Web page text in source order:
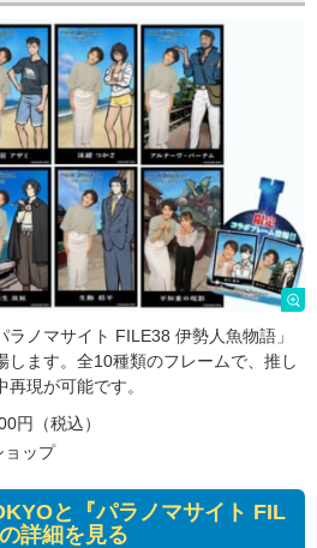
ノマサイト FILE38 伊勢人魚物語」
します。全10種類のフレームで、推し
現が可能です。
円（税込）
ョップ
と『パラノマサイト FIL
詳細を見る